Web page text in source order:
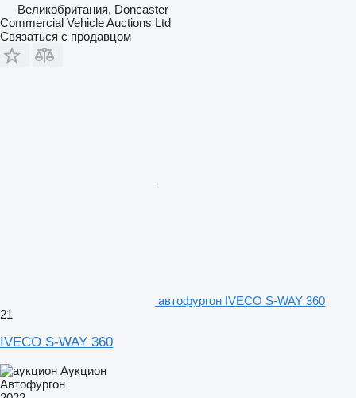
Великобритания, Doncaster
Commercial Vehicle Auctions Ltd
Связаться с продавцом
автофургон IVECO S-WAY 360
21
IVECO S-WAY 360
Аукцион
Автофургон